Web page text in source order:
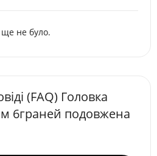
ще не було.
(FAQ) Головка
6граней подовжена